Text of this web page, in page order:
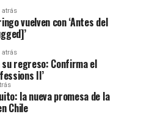
atrás
vuelven con ‘Antes del
atrás
su regreso: Confirma el
II’
la nueva promesa de la
Chile